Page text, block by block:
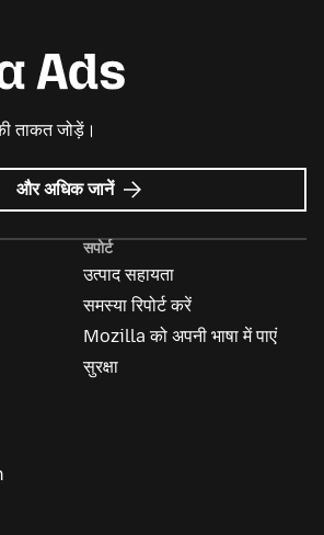
ताकत जोड़ें।
Mozilla
विज्ञापन
और अधिक जानें
सपोर्ट
उत्पाद सहायता
समस्या रिपोर्ट करें
Mozilla को अपनी भाषा में पाएं
सुरक्षा